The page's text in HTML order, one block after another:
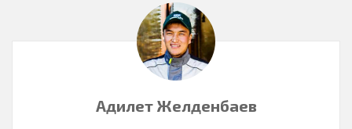
Адилет Желденбаев